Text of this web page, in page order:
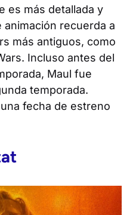
es más detallada y
animación recuerda a
más antiguos, como
. Incluso antes del
Maul fue
temporada.
fecha de estreno